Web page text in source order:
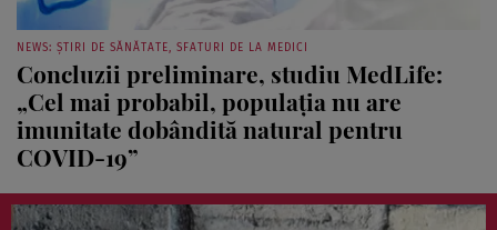
NEWS: ȘTIRI DE SĂNĂTATE, SFATURI DE LA MEDICI
Concluzii preliminare, studiu MedLife:
„Cel mai probabil, populaţia nu are
imunitate dobândită natural pentru
COVID-19”